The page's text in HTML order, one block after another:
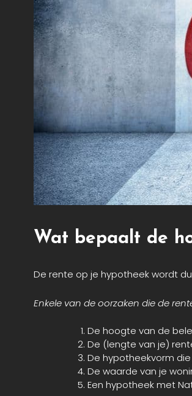
Wat bepaalt de
De rente op je hypotheek wordt
Enkele van de oorzaken die de
De hoogte van de
De (lengte van je)
De hypotheekvorm
De waarde van je
Een hypotheek met